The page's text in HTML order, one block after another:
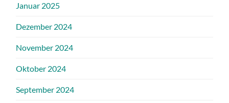
Januar 2025
Dezember 2024
November 2024
Oktober 2024
September 2024